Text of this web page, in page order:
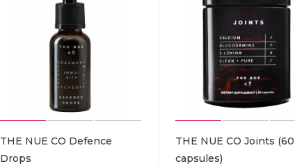
THE NUE CO Defence
Drops
THE NUE CO Joints (60
capsules)